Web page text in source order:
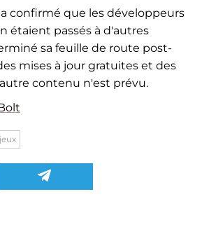
confirmé que les développeurs
étaient passés à d'autres
sa feuille de route post-
mises à jour gratuites et des
contenu n'est prévu.